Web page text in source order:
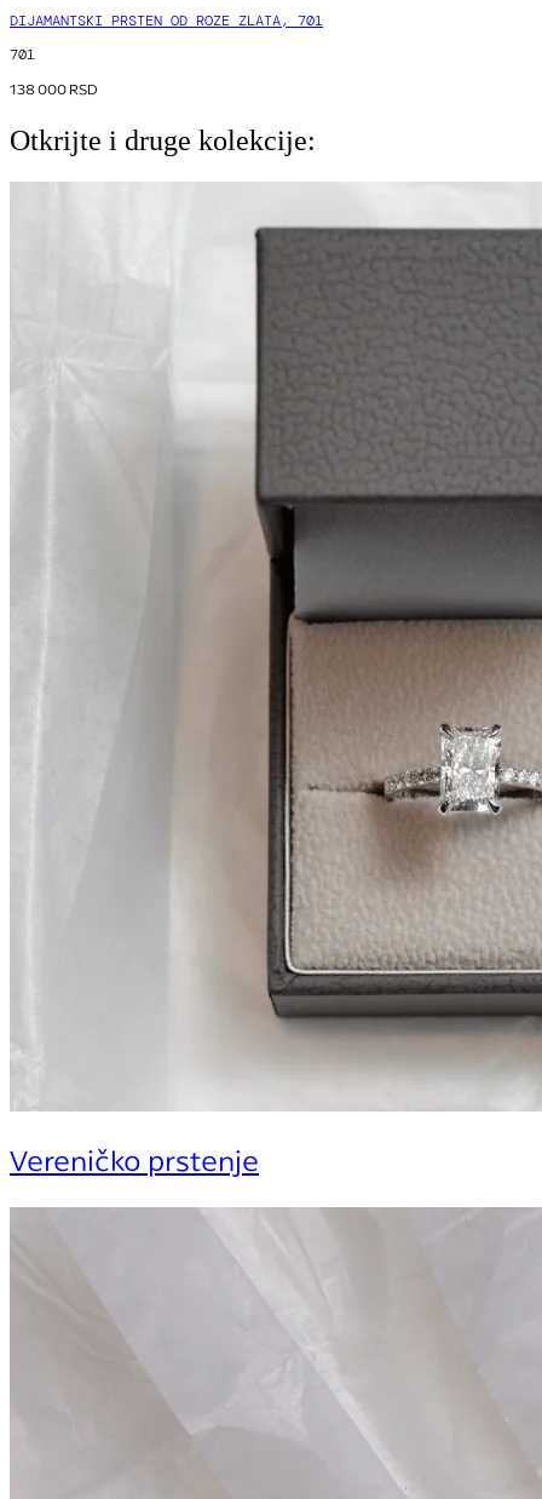
DIJAMANTSKI PRSTEN OD ROZE ZLATA, 701
701
138 000RSD
Otkrijte i druge kolekcije:
Vereničko prstenje